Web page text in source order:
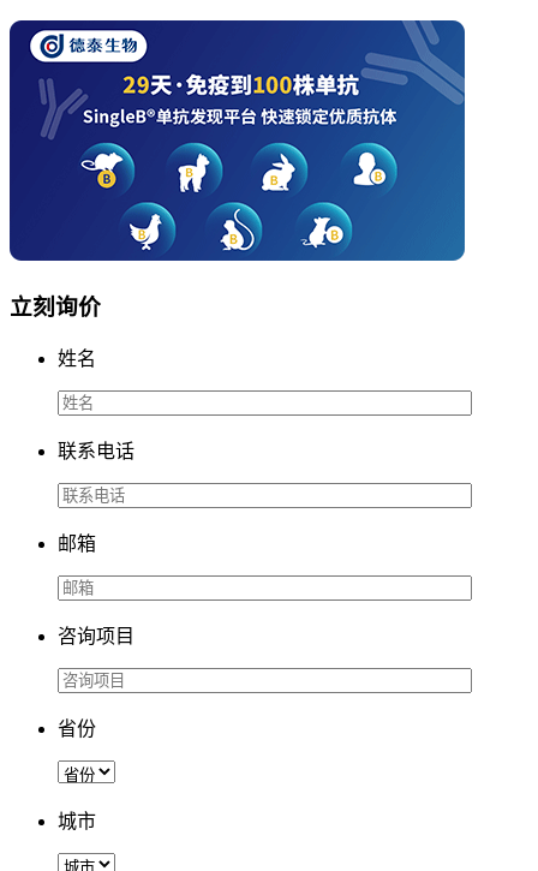
立刻询价
姓名
联系电话
邮箱
咨询项目
省份
城市